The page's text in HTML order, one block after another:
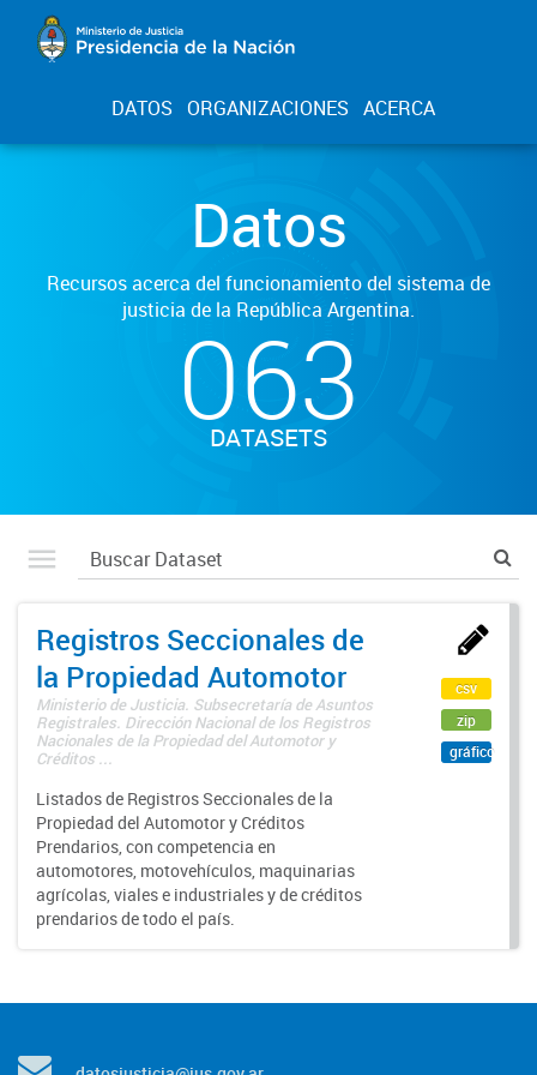
DATOS ORGANIZACIONES ACERCA
Datos
Recursos acerca del funcionamiento del sistema de
justicia de la República Argentina.
063
DATASETS
Registros Seccionales de
la Propiedad Automotor
Ministerio de Justicia. Subsecretaría de Asuntos
Registrales. Dirección Nacional de los Registros
Nacionales de la Propiedad del Automotor y
Créditos ...
Listados de Registros Seccionales de la
Propiedad del Automotor y Créditos
Prendarios, con competencia en
automotores, motovehículos, maquinarias
agrícolas, viales e industriales y de créditos
prendarios de todo el país.
csv
zip
gráfico